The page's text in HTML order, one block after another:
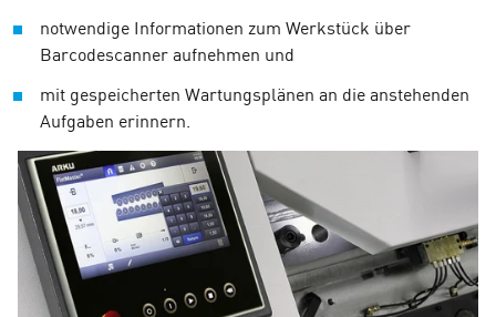
notwendige Informationen zum Werkstück über
Barcodescanner aufnehmen und
mit gespeicherten Wartungsplänen an die anstehenden
Aufgaben erinnern.